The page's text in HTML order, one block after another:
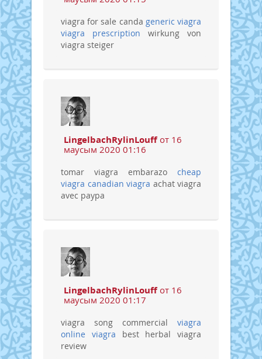
viagra for sale canda generic viagra
viagra prescription wirkung von
viagra steiger
LingelbachRylinLouffот 16
маусым 2020 01:16
tomar viagra embarazo cheap
viagra canadian viagra achat viagra
avec paypa
LingelbachRylinLouffот 16
маусым 2020 01:17
viagra song commercial viagra
online
viagra best herbal viagra
review